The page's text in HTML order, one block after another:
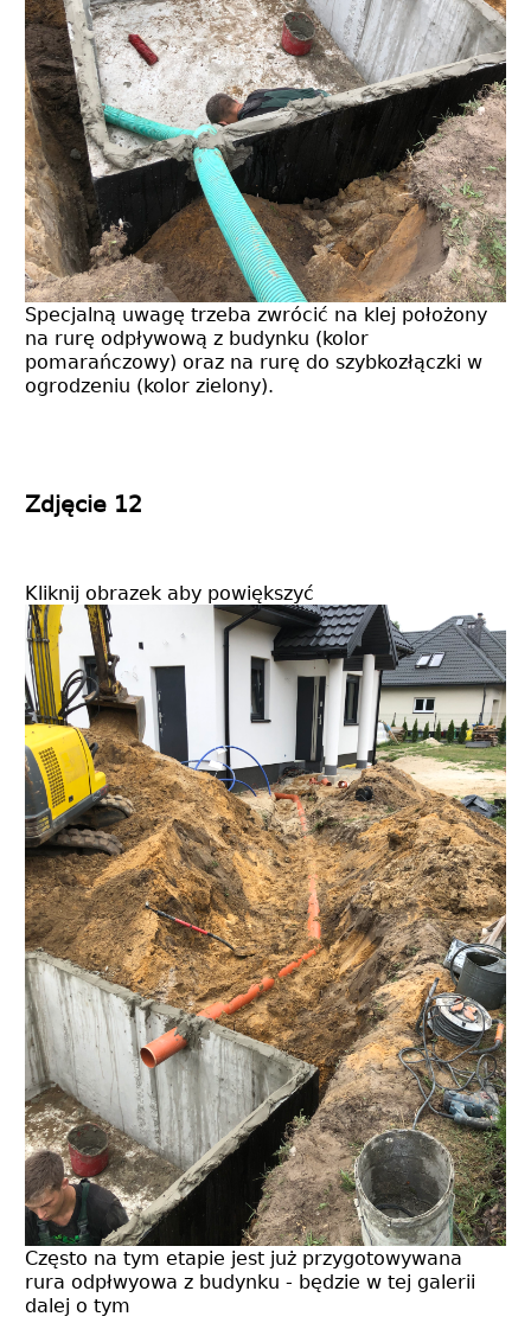
Specjalną uwagę trzeba zwrócić na klej położony
na rurę odpływową z budynku (kolor
pomarańczowy) oraz na rurę do szybkozłączki w
ogrodzeniu (kolor zielony).
Zdjęcie 12
Kliknij obrazek aby powiększyć
Często na tym etapie jest już przygotowywana
rura odpłwyowa z budynku - będzie w tej galerii
dalej o tym